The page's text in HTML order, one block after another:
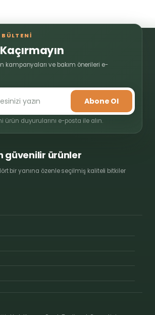
BÜLTENİ
kampanyaları ve bakım önerileri e-
Abone Ol
ürün duyurularını e-posta ile alın.
güvenilir ürünler
bir yanına özenle seçilmiş kaliteli bitkiler